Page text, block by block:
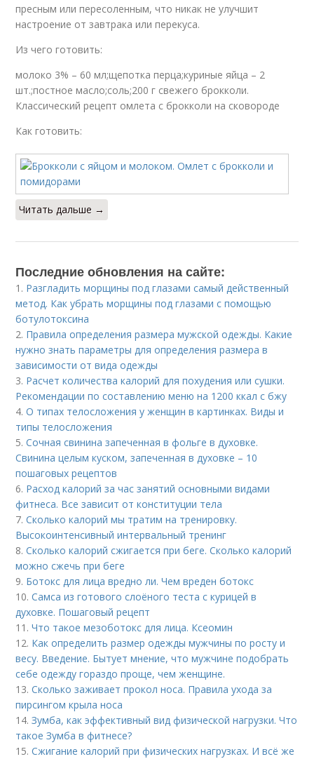
пресным или пересоленным, что никак не улучшит
настроение от завтрака или перекуса.
Из чего готовить:
молоко 3% – 60 мл;щепотка перца;куриные яйца – 2
шт.;постное масло;соль;200 г свежего брокколи.
Классический рецепт омлета с брокколи на сковороде
Как готовить:
Читать дальше →
Последние обновления на сайте:
1. Разгладить морщины под глазами самый действенный
метод. Как убрать морщины под глазами с помощью
ботулотоксина
2. Правила определения размера мужской одежды. Какие
нужно знать параметры для определения размера в
зависимости от вида одежды
3. Расчет количества калорий для похудения или сушки.
Рекомендации по составлению меню на 1200 ккал с бжу
4.О типах телосложения у женщин в картинках. Виды и
типы телосложения
5.Сочная свинина запеченная в фольге в духовке.
Свинина целым куском, запеченная в духовке – 10
пошаговых рецептов
6. Расход калорий за час занятий основными видами
фитнеса. Все зависит от конституции тела
7.Сколько калорий мы тратим на тренировку.
Высокоинтенсивный интервальный тренинг
8.Сколько калорий сжигается при беге. Сколько калорий
можно сжечь при беге
9. Ботокс для лица вредно ли. Чем вреден ботокс
10.Самса из готового слоёного теста с курицей в
духовке. Пошаговый рецепт
11.Что такое мезоботокс для лица. Ксеомин
12. Как определить размер одежды мужчины по росту и
весу. Введение. Бытует мнение, что мужчине подобрать
себе одежду гораздо проще, чем женщине.
13.Сколько заживает прокол носа. Правила ухода за
пирсингом крыла носа
14.Зумба, как эффективный вид физической нагрузки. Что
такое Зумба в фитнесе?
15.Сжигание калорий при физических нагрузках. И всё же